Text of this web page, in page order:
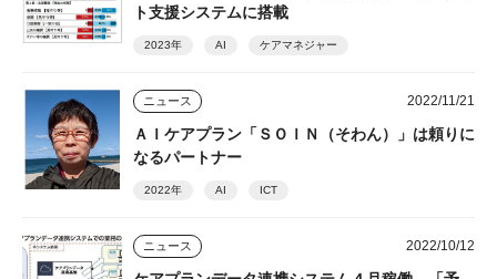
ト支援システムに搭載
2023年 AI ケアマネジャー
ニュース 2022/11/21
ＡＩケアプラン「ＳＯＩＮ（そわん）」は頼りに
なるパートナー
2022年 AI ICT
ニュース 2022/10/12